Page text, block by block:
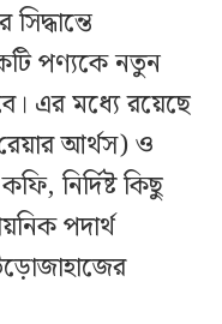
পণ্যকে নতুন
এর মধ্যে রয়েছে
আর্থস) ও
নির্দিষ্ট কিছু
পদার্থ